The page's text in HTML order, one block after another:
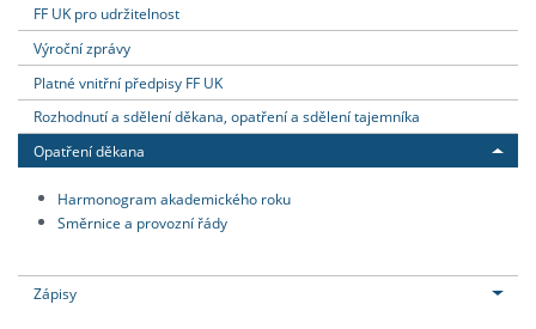
FF UK pro udržitelnost
Výroční zprávy
Platné vnitřní předpisy FF UK
Rozhodnutí a sdělení děkana, opatření a sdělení tajemníka
Opatření děkana
Harmonogram akademického roku
Směrnice a provozní řády
Zápisy